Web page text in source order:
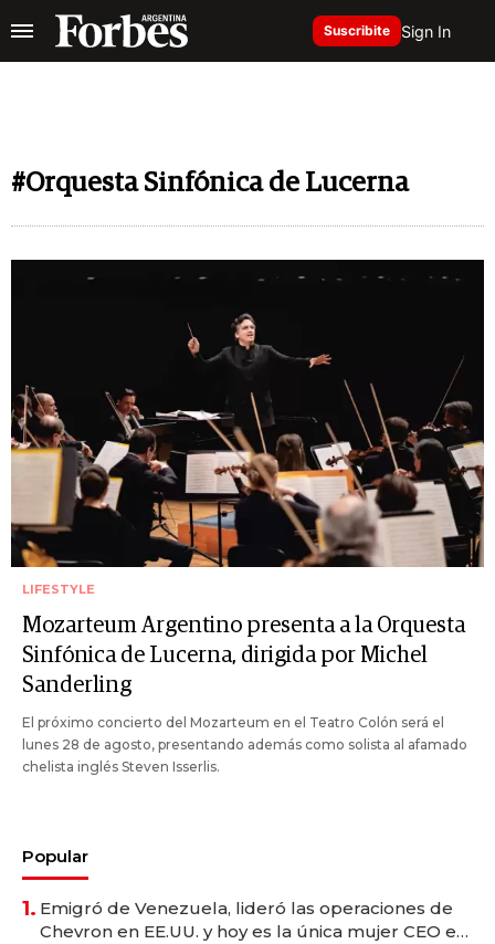
Suscribite Sign In
#Orquesta Sinfónica de Lucerna
LIFESTYLE
Mozarteum Argentino presenta a la Orquesta
Sinfónica de Lucerna, dirigida por Michel
Sanderling
El próximo concierto del Mozarteum en el Teatro Colón será el
lunes 28 de agosto, presentando además como solista al afamado
chelista inglés Steven Isserlis.
Popular
1. Emigró de Venezuela, lideró las operaciones de
Chevron en EE.UU. y hoy es la única mujer CEO en